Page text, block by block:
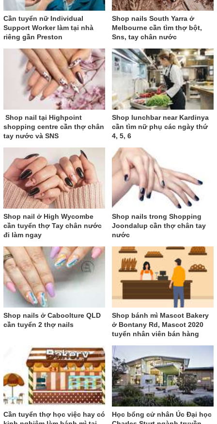
Cần tuyển nữ Individual
Support Worker làm tại nhà
riêng gần Preston
Shop nails South Yarra ở
Melbourne cần tìm thợ bột,
Sns, tay chân nước
Shop nail tại Highpoint
shopping centre cần thợ chân
tay nước và SNS
Shop lunchbar near Kardinya
cần tìm nữ phụ các ngày thứ
4, 5, 6
Shop nail ở High Wycombe
cần tuyển thợ Tay chân nước
đi làm ngay
Shop nails trong Shopping
Joondalup cần thợ chân tay
nước
Shop nails ở Caboolture QLD
cần tuyển 2 thợ nails
Shop bánh mì Mascot Bakery
ở Bontany Rd, Mascot 2020
tuyển nhân viên bán hàng
Cần tuyển thợ học việc hay có
Học bổng cử nhân Úc Đại học